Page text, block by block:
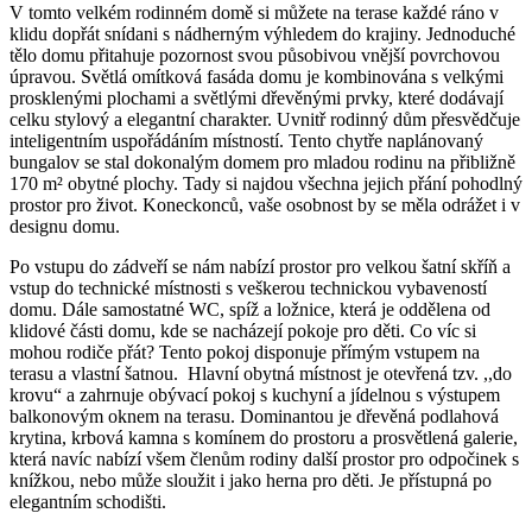
V tomto velkém rodinném domě si můžete na terase každé ráno v
klidu dopřát snídani s nádherným výhledem do krajiny. Jednoduché
tělo domu přitahuje pozornost svou působivou vnější povrchovou
úpravou. Světlá omítková fasáda domu je kombinována s velkými
prosklenými plochami a světlými dřevěnými prvky, které dodávají
celku stylový a elegantní charakter. Uvnitř rodinný dům přesvědčuje
inteligentním uspořádáním místností. Tento chytře naplánovaný
bungalov se stal dokonalým domem pro mladou rodinu na přibližně
170 m² obytné plochy. Tady si najdou všechna jejich přání pohodlný
prostor pro život. Koneckonců, vaše osobnost by se měla odrážet i v
designu domu.
Po vstupu do zádveří se nám nabízí prostor pro velkou šatní skříň a
vstup do technické místnosti s veškerou technickou vybaveností
domu. Dále samostatné WC, spíž a ložnice, která je oddělena od
klidové části domu, kde se nacházejí pokoje pro děti. Co víc si
mohou rodiče přát? Tento pokoj disponuje přímým vstupem na
terasu a vlastní šatnou. Hlavní obytná místnost je otevřená tzv. ,,do
krovu“ a zahrnuje obývací pokoj s kuchyní a jídelnou s výstupem
balkonovým oknem na terasu. Dominantou je dřevěná podlahová
krytina, krbová kamna s komínem do prostoru a prosvětlená galerie,
která navíc nabízí všem členům rodiny další prostor pro odpočinek s
knížkou, nebo může sloužit i jako herna pro děti. Je přístupná po
elegantním schodišti.